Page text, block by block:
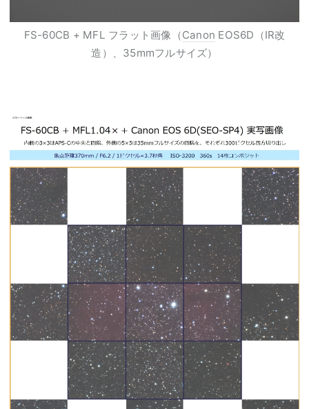
FS-60CB + MFL フラット画像（Canon EOS6D（IR改
造）、35mmフルサイズ）